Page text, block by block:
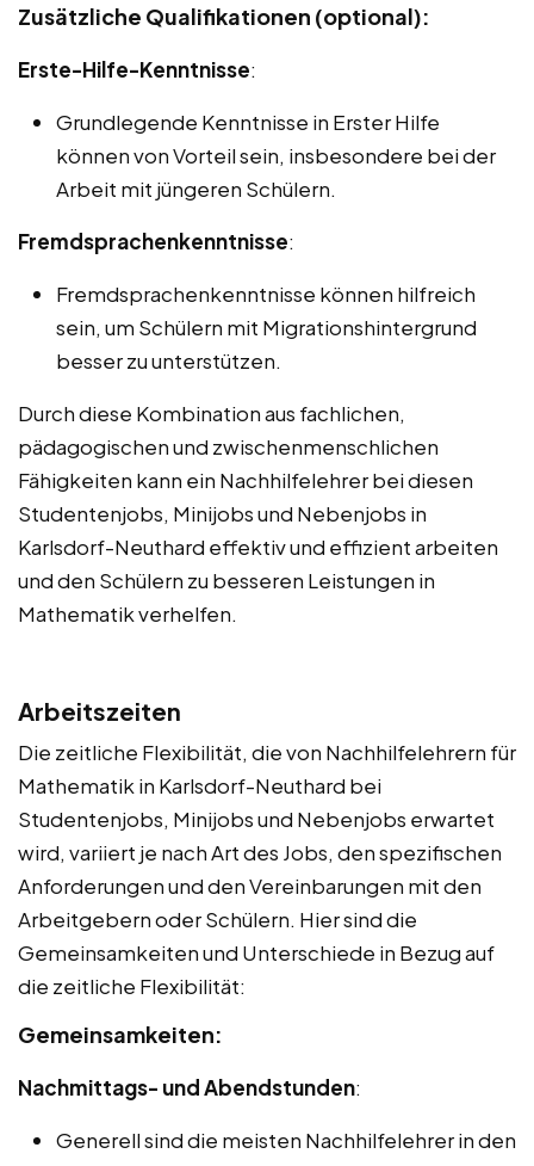
Zusätzliche Qualifikationen (optional):
Erste-Hilfe-Kenntnisse:
Grundlegende Kenntnisse in Erster Hilfe
können von Vorteil sein, insbesondere bei der
Arbeit mit jüngeren Schülern.
Fremdsprachenkenntnisse:
Fremdsprachenkenntnisse können hilfreich
sein, um Schülern mit Migrationshintergrund
besser zu unterstützen.
Durch diese Kombination aus fachlichen,
pädagogischen und zwischenmenschlichen
Fähigkeiten kann ein Nachhilfelehrer bei diesen
Studentenjobs, Minijobs und Nebenjobs in
Karlsdorf-Neuthard effektiv und effizient arbeiten
und den Schülern zu besseren Leistungen in
Mathematik verhelfen.
Arbeitszeiten
Die zeitliche Flexibilität, die von Nachhilfelehrern für
Mathematik in Karlsdorf-Neuthard bei
Studentenjobs, Minijobs und Nebenjobs erwartet
wird, variiert je nach Art des Jobs, den spezifischen
Anforderungen und den Vereinbarungen mit den
Arbeitgebern oder Schülern. Hier sind die
Gemeinsamkeiten und Unterschiede in Bezug auf
die zeitliche Flexibilität:
Gemeinsamkeiten:
Nachmittags- und Abendstunden:
Generell sind die meisten Nachhilfelehrer in den